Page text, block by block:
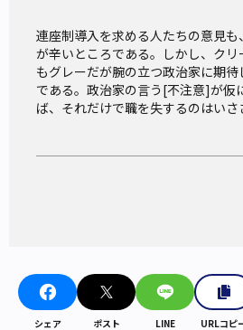
連座制導入を求める人たちの意見
が辛いところである。しかし、クリ
もグレーだが腕の立つ政治家に期
である。政治家の言う[不注意]が仮
ば、それだけで職を失するのはいさ
シェア ポスト LINE URLコピ